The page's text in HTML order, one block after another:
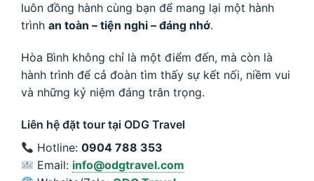
luôn đồng hành cùng bạn để mang lại một hành
trình an toàn – tiện nghi – đáng nhớ.
Hòa Bình không chỉ là một điểm đến, mà còn là
hành trình để cả đoàn tìm thấy sự kết nối, niềm vui
và những kỷ niệm đáng trân trọng.
Liên hệ đặt tour tại ODG Travel
Hotline:0904 788 353
Email: info@odgtravel.com